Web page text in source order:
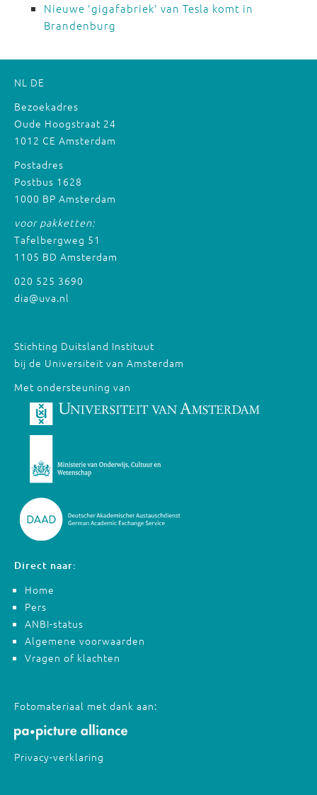
Nieuwe 'gigafabriek' van Tesla komt in
Brandenburg
NL DE
Bezoekadres
Oude Hoogstraat 24
1012 CE Amsterdam
Postadres
Postbus 1628
1000 BP Amsterdam
voor pakketten:
Tafelbergweg 51
1105 BD Amsterdam
020 525 3690
dia@uva.nl
Stichting Duitsland Instituut
bij de Universiteit van Amsterdam
Met ondersteuning van
Direct naar:
Home
Pers
ANBI-status
Algemene voorwaarden
Vragen of klachten
Fotomateriaal met dank aan:
Privacy-verklaring